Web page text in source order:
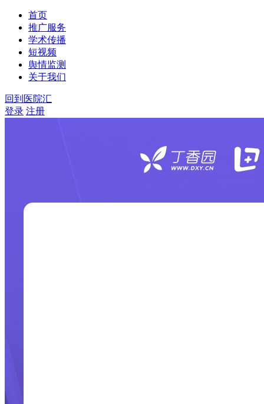
首页
推广服务
学术传播
短视频
舆情监测
关于我们
回到医院汇
登录 注册